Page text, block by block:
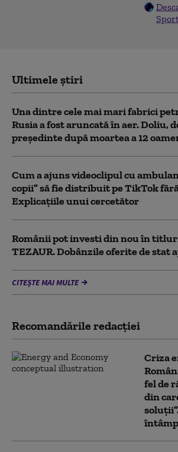
Ultimele știri
Una dintre cele mai mari fabrici
Rusia a fost aruncată în aer. Doliu,
președinte după moartea a 12
Cum a ajuns videoclipul cu
copii” să fie distribuit pe TikTok
Explicațiile unui cercetător
Românii pot investi din nou în
TEZAUR. Dobânzile oferite de stat
CITEȘTE MAI MULTE
Recomandările redacţiei
Criza
fel de
din